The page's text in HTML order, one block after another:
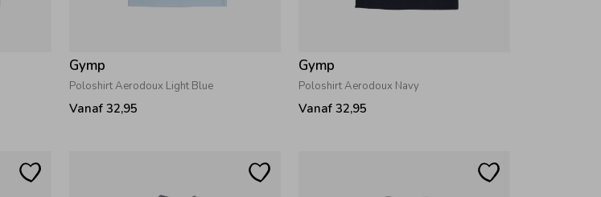
Gymp
Poloshirt Aerodoux Light Blue
Vanaf 32,95
Gymp
Poloshirt Aerodoux Navy
Vanaf 32,95